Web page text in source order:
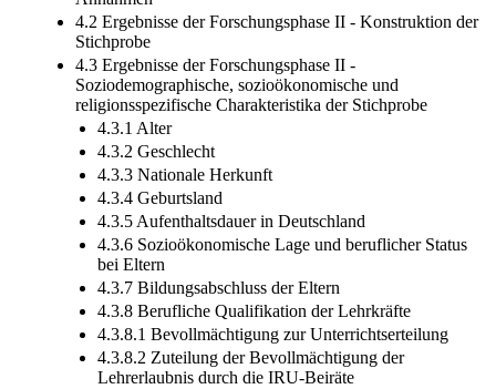
4.2 Ergebnisse der Forschungsphase II - Konstruktion der
Stichprobe
4.3 Ergebnisse der Forschungsphase II -
Soziodemographische, sozioökonomische und
religionsspezifische Charakteristika der Stichprobe
4.3.1 Alter
4.3.2 Geschlecht
4.3.3 Nationale Herkunft
4.3.4 Geburtsland
4.3.5 Aufenthaltsdauer in Deutschland
4.3.6 Sozioökonomische Lage und beruflicher Status
bei Eltern
4.3.7 Bildungsabschluss der Eltern
4.3.8 Berufliche Qualifikation der Lehrkräfte
4.3.8.1 Bevollmächtigung zur Unterrichtserteilung
4.3.8.2 Zuteilung der Bevollmächtigung der
Lehrerlaubnis durch die IRU-Beiräte